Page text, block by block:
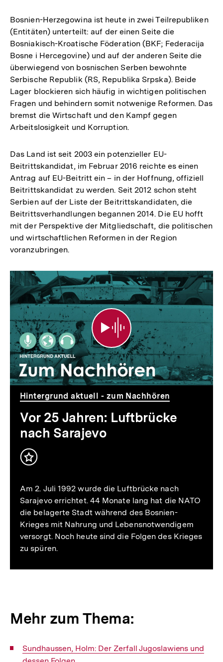
Bosnien-Herzegowina ist heute in zwei Teilrepubliken
(Entitäten) unterteilt: auf der einen Seite die
Bosniakisch-Kroatische Föderation (BKF; Federacija
Bosne i Hercegovine) und auf der anderen Seite die
überwiegend von bosnischen Serben bewohnte
Serbische Republik (RS, Republika Srpska). Beide
Lager blockieren sich häufig in wichtigen politischen
Fragen und behindern somit notwenige Reformen. Das
bremst die Wirtschaft und den Kampf gegen
Arbeitslosigkeit und Korruption.
Das Land ist seit 2003 ein potenzieller EU-
Beitrittskandidat, im Februar 2016 reichte es einen
Antrag auf EU-Beitritt ein – in der Hoffnung, offiziell
Beitrittskandidat zu werden. Seit 2012 schon steht
Serbien auf der Liste der Beitrittskandidaten, die
Beitrittsverhandlungen begannen 2014. Die EU hofft
mit der Perspektive der Mitgliedschaft, die politischen
und wirtschaftlichen Reformen in der Region
voranzubringen.
Vor
25
Jahren:
Luftbrücke
nach
Sarajevo
Hintergrund aktuell - zum Nachhören
Vor 25 Jahren: Luftbrücke
nach Sarajevo
Inhalt
Am 2. Juli 1992 wurde die Luftbrücke nach
Sarajevo errichtet. 44 Monate lang hat die NATO
die belagerte Stadt während des Bosnien-
Krieges mit Nahrung und Lebensnotwendigem
versorgt. Noch heute sind die Folgen des Krieges
zu spüren.
Mehr zum Thema:
Interner
Sundhaussen, Holm: Der Zerfall Jugoslawiens und